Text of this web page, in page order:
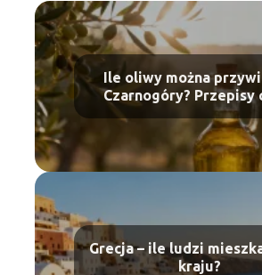
Ile oliwy można
Czarnogóry? Przepisy
Grecja – ile ludzi
kraju?